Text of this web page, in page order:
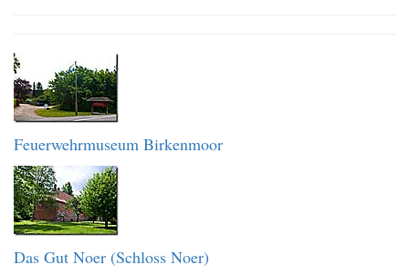
Feuerwehrmuseum Birkenmoor
Das Gut Noer (Schloss Noer)